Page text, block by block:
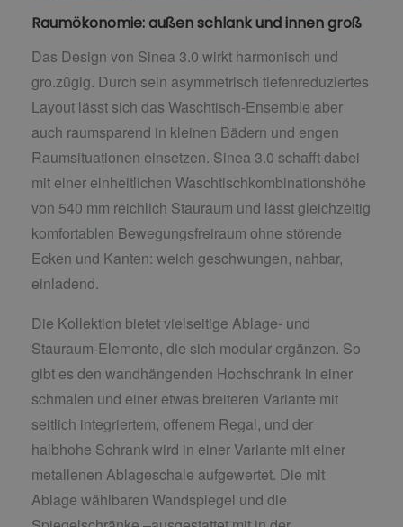
Raumökonomie: außen schlank und innen groß
Das Design von Sinea 3.0 wirkt harmonisch und
gro.zügig. Durch sein asymmetrisch tiefenreduziertes
Layout lässt sich das Waschtisch-Ensemble aber
auch raumsparend in kleinen Bädern und engen
Raumsituationen einsetzen. Sinea 3.0 schafft dabei
mit einer einheitlichen Waschtischkombinationshöhe
von 540 mm reichlich Stauraum und lässt gleichzeitig
komfortablen Bewegungsfreiraum ohne störende
Ecken und Kanten: weich geschwungen, nahbar,
einladend.
Die Kollektion bietet vielseitige Ablage- und
Stauraum-Elemente, die sich modular ergänzen. So
gibt es den wandhängenden Hochschrank in einer
schmalen und einer etwas breiteren Variante mit
seitlich integriertem, offenem Regal, und der
halbhohe Schrank wird in einer Variante mit einer
metallenen Ablageschale aufgewertet. Die mit
Ablage wählbaren Wandspiegel und die